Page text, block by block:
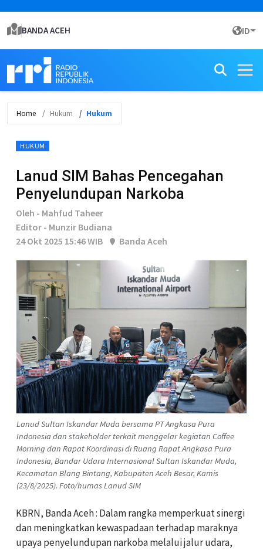
BANDA ACEH ID
Home Hukum Hukum
HUKUM
Lanud SIM Bahas Pencegahan
Penyelundupan Narkoba
Oleh - Mahfud Taheer
Editor - Munzir Budiana
24 Okt 2025 15:46 WIB
Banda Aceh
Lanud Sultan Iskandar Muda bersama PT Angkasa Pura
Indonesia dan stakeholder terkait menggelar kegiatan Coffee
Morning dan Rapat Koordinasi di Ruang Rapat Angkasa Pura
Indonesia, Bandar Udara Internasional Sultan Iskandar Muda,
Kecamatan Blang Bintang, Kabupaten Aceh Besar, Kamis
(23/8/2025). Foto/humas Lanud SIM
KBRN, Banda Aceh : Dalam rangka memperkuat sinergi
dan meningkatkan kewaspadaan terhadap maraknya
upaya penyelundupan narkoba melalui jalur udara,